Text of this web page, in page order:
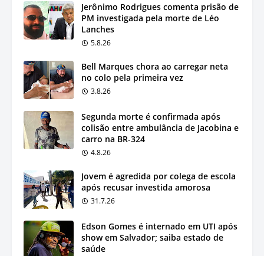
Jerônimo Rodrigues comenta prisão de
PM investigada pela morte de Léo
Lanches
5.8.26
Bell Marques chora ao carregar neta
no colo pela primeira vez
3.8.26
Segunda morte é confirmada após
colisão entre ambulância de Jacobina e
carro na BR-324
4.8.26
Jovem é agredida por colega de escola
após recusar investida amorosa
31.7.26
Edson Gomes é internado em UTI após
show em Salvador; saiba estado de
saúde